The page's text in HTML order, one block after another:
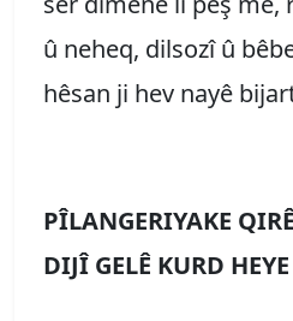
û neheq, dilsozî û
hêsan ji hev nayê
PÎLANGERIYAKE
DIJÎ GELÊ KURD HEYE